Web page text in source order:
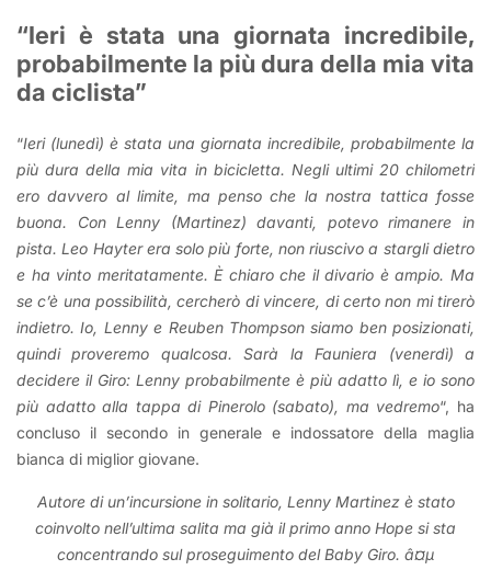
“Ieri è stata una giornata incredibile,
probabilmente la più dura della mia vita
da ciclista”
“Ieri (lunedì) è stata una giornata incredibile, probabilmente la
più dura della mia vita in bicicletta. Negli ultimi 20 chilometri
ero davvero al limite, ma penso che la nostra tattica fosse
buona. Con Lenny (Martinez) davanti, potevo rimanere in
pista. Leo Hayter era solo più forte, non riuscivo a stargli dietro
e ha vinto meritatamente. È chiaro che il divario è ampio. Ma
se c’è una possibilità, cercherò di vincere, di certo non mi tirerò
indietro. Io, Lenny e Reuben Thompson siamo ben posizionati,
quindi proveremo qualcosa. Sarà la Fauniera (venerdì) a
decidere il Giro: Lenny probabilmente è più adatto lì, e io sono
più adatto alla tappa di Pinerolo (sabato), ma vedremo“, ha
concluso il secondo in generale e indossatore della maglia
bianca di miglior giovane.
Autore di un’incursione in solitario, Lenny Martinez è stato
coinvolto nell’ultima salita ma già il primo anno Hope si sta
concentrando sul proseguimento del Baby Giro. â¤µ